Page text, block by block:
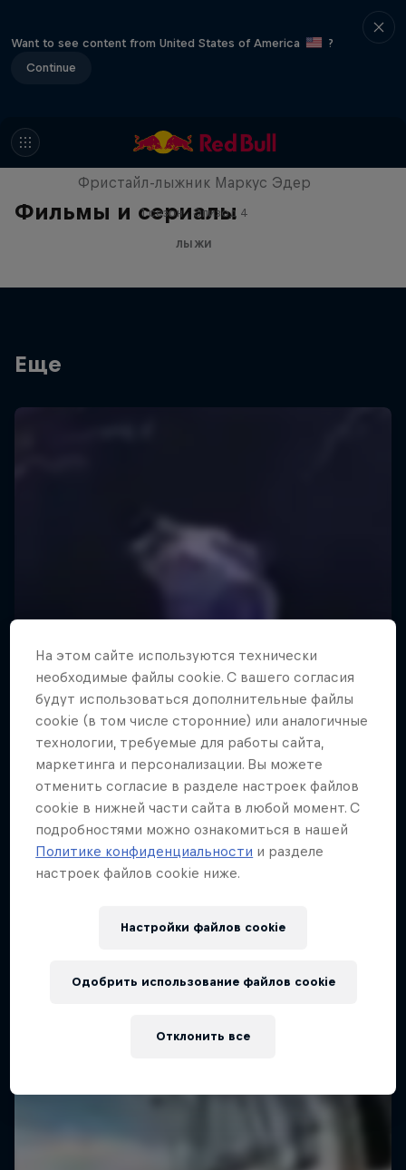
Want to see content from United States of America
?
Continue
Фильмы и сериалы
The Ultimate Run
Фристайл-лыжник Маркус Эдер
1 сезон · Эпизод 4
ЛЫЖИ
Еще
На этом сайте иcпользуются технически
необходимые файлы cookie. С вашего согласия
будут использоваться дополнительные файлы
cookie (в том числе сторонние) или аналогичные
технологии, требуемые для работы сайта,
маркетинга и персонализации. Вы можете
отменить согласие в разделе настроек файлов
cookie в нижней части сайта в любой момент. С
подробностями можно ознакомиться в нашей
Политике конфиденциальности и разделе
настроек файлов cookie ниже.
Настройки файлов cookie
Отклонить все
Одобрить использование файлов cookie